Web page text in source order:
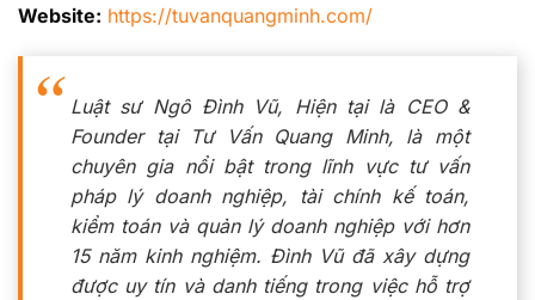
Website: https://tuvanquangminh.com/
Luật sư Ngô Đình Vũ, Hiện tại là CEO &
Founder tại Tư Vấn Quang Minh, là một
chuyên gia nổi bật trong lĩnh vực tư vấn
pháp lý doanh nghiệp, tài chính kế toán,
kiểm toán và quản lý doanh nghiệp với hơn
15 năm kinh nghiệm. Đình Vũ đã xây dựng
được uy tín và danh tiếng trong việc hỗ trợ